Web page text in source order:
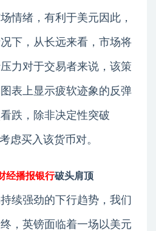
情绪，有利于美元因此，
下，从长远来看，市场将
力对于交易者来说，该策
表上显示疲软迹象的反弹
跌，除非决定性突破
虑买入该货币对。
经播报银行破头肩顶
续强劲的下行趋势，我们
，英镑面临着一场以美元